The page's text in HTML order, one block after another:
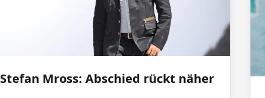
Stefan Mross: Abschied rückt näher